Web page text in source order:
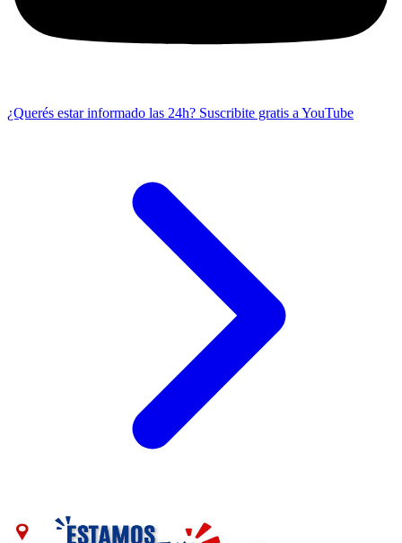
¿Querés estar informado las 24h? Suscribite gratis a YouTube